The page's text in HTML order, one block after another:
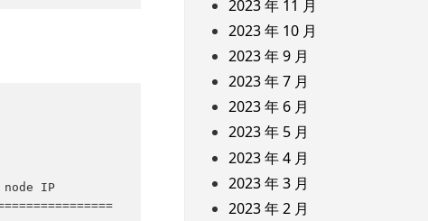
2023 年 11 月
2023 年 10 月
2023 年 9 月
2023 年 7 月
2023 年 6 月
2023 年 5 月
2023 年 4 月
2023 年 3 月
2023 年 2 月